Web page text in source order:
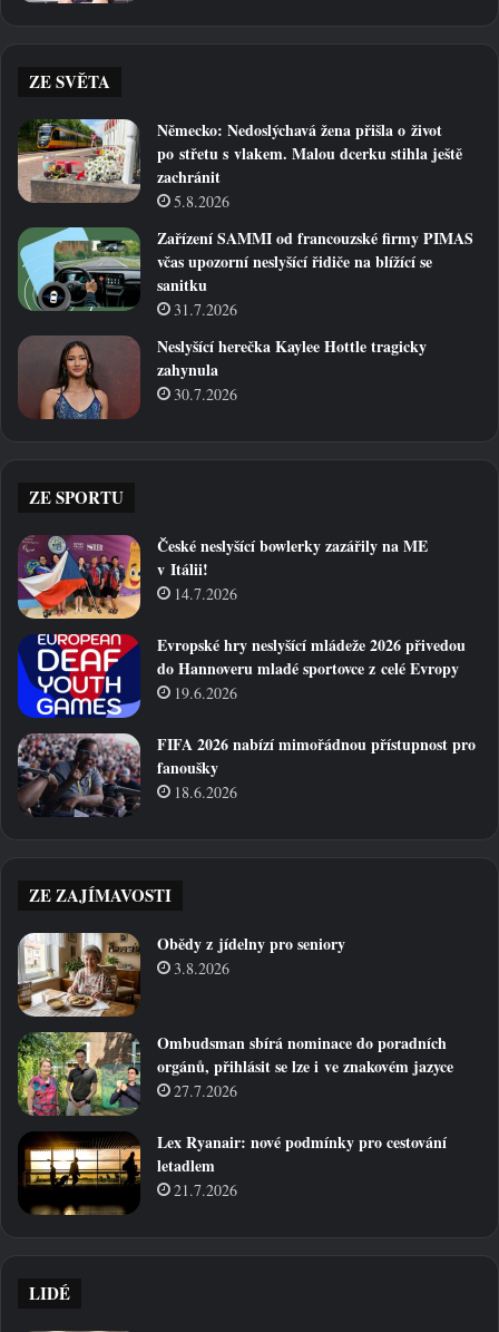
ZE SVĚTA
Německo: Nedoslýchavá žena přišla o život
po střetu s vlakem. Malou dcerku stihla ještě
zachránit
5.8.2026
Zařízení SAMMI od francouzské firmy PIMAS
včas upozorní neslyšící řidiče na blížící se
sanitku
31.7.2026
Neslyšící herečka Kaylee Hottle tragicky
zahynula
30.7.2026
ZE SPORTU
České neslyšící bowlerky zazářily na ME
v Itálii!
14.7.2026
Evropské hry neslyšící mládeže 2026 přivedou
do Hannoveru mladé sportovce z celé Evropy
19.6.2026
FIFA 2026 nabízí mimořádnou přístupnost pro
fanoušky
18.6.2026
ZE ZAJÍMAVOSTI
Obědy z jídelny pro seniory
3.8.2026
Ombudsman sbírá nominace do poradních
orgánů, přihlásit se lze i ve znakovém jazyce
27.7.2026
Lex Ryanair: nové podmínky pro cestování
letadlem
21.7.2026
LIDÉ